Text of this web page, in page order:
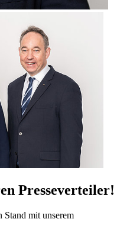
Presseverteiler!
Stand mit unserem